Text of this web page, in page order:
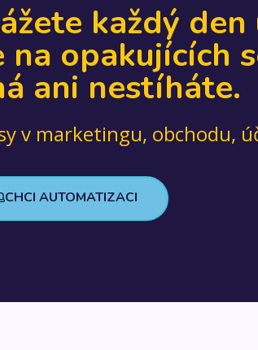
každý
opakujících
ani nestíháte.
v marketingu, obchodu,
CHCI AUTOMATIZACI